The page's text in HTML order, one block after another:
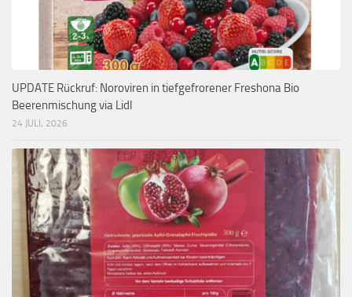
UPDATE Rückruf: Noroviren in tiefgefrorener Freshona Bio
Beerenmischung via Lidl
24 JULI, 2026